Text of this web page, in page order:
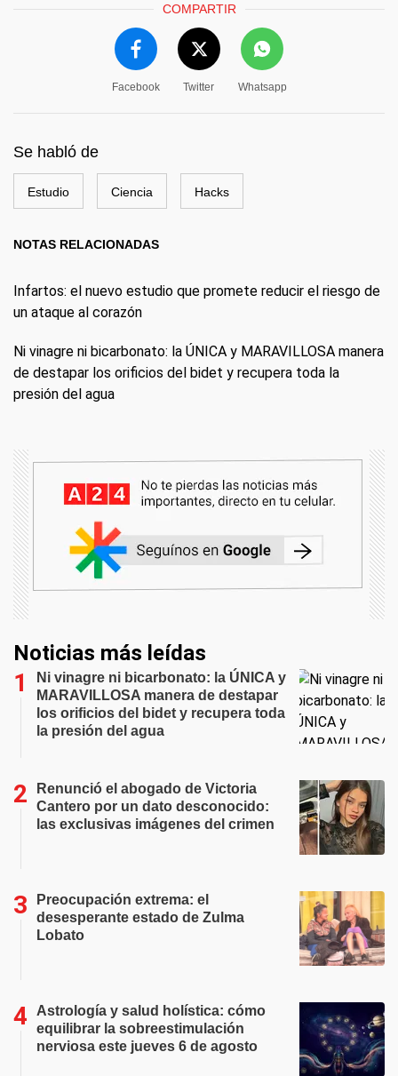
COMPARTIR
Facebook Twitter Whatsapp
Se habló de
Estudio Ciencia Hacks
NOTAS RELACIONADAS
Infartos: el nuevo estudio que promete reducir el riesgo de
un ataque al corazón
Ni vinagre ni bicarbonato: la ÚNICA y MARAVILLOSA manera
de destapar los orificios del bidet y recupera toda la
presión del agua
Noticias más leídas
Ni vinagre ni bicarbonato: la ÚNICA y
MARAVILLOSA manera de destapar
los orificios del bidet y recupera toda
la presión del agua
Renunció el abogado de Victoria
Cantero por un dato desconocido:
las exclusivas imágenes del crimen
Preocupación extrema: el
desesperante estado de Zulma
Lobato
Astrología y salud holística: cómo
equilibrar la sobreestimulación
nerviosa este jueves 6 de agosto